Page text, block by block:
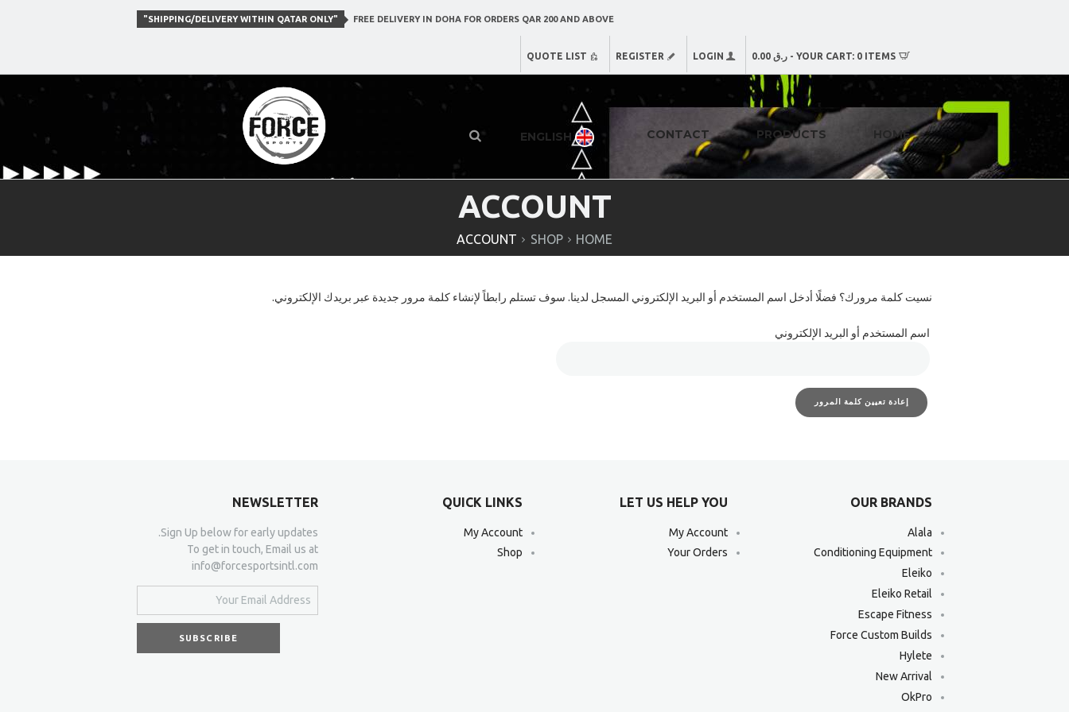
"SHIPPING/DELIVERY WITHIN QATAR ONLY" FREE DELIVERY IN DOHA FOR ORDERS QAR 200 AND ABOVE
QUOTE LIST REGISTER LOGIN YOUR CART: 0 ITEMS
- ر.ق 0.00
HOME
PRODUCTS
CONTACT
ENGLISH
ACCOUNT
HOME
SHOP
ACCOUNT
نسيت كلمة مرورك؟ فضلًا أدخل اسم المستخدم أو البريد الإلكتروني المسجل لدينا. سوف تستلم رابطاً لإنشاء كلمة مرور جديدة عبر بريدك الإلكتروني.
اسم المستخدم أو البريد الإلكتروني
إعادة تعيين كلمة المرور
OUR BRANDS
Alala
Conditioning Equipment
Eleiko
Eleiko Retail
Escape Fitness
Force Custom Builds
Hylete
New Arrival
OkPro
LET US HELP YOU
My Account
Your Orders
QUICK LINKS
My Account
Shop
NEWSLETTER
Sign Up below for early updates.
To get in touch, Email us at
info@forcesportsintl.com